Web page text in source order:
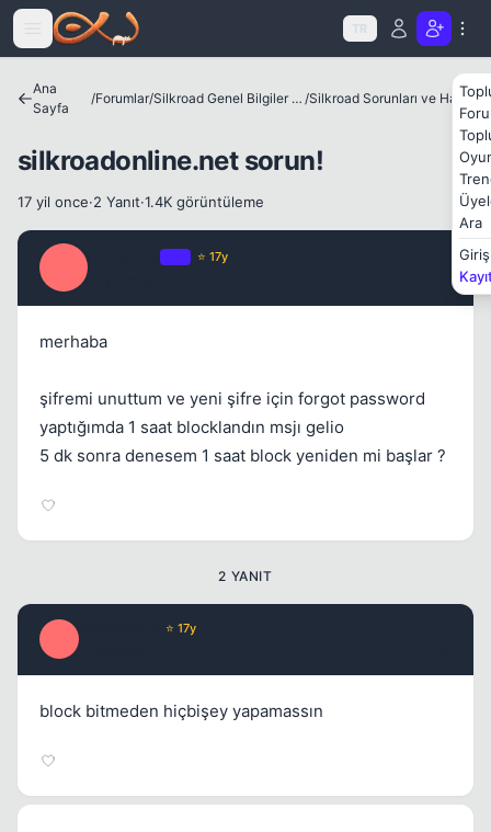
Icerige atla
TR
Ara
Giriş
Ana
Sayfa
/Forumlar/ Silkroad Genel Bilgiler ve Update Bilgileri / Silkroad Sorunları ve Hataları
silkroadonline.net sorun!
17 yil once·2 Yanıt·1.4K görüntüleme
⭐ 17y
merhaba
şifremi unuttum ve yeni şifre için forgot password
yaptığımda 1 saat blocklandın msjı gelio
5 dk sonra denesem 1 saat block yeniden mi başlar ?
2 YANIT
⭐ 17y
block bitmeden hiçbişey yapamassın
Kapat